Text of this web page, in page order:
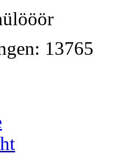
13765